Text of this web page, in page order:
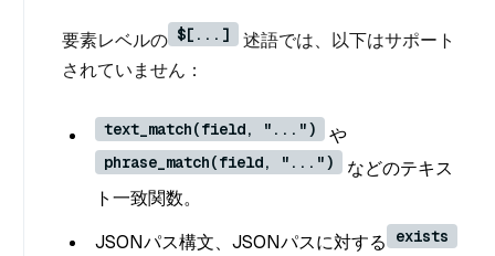
要素レベルの $[...]
述語では、以下はサポート
されていません：
text_match(field, "...") や
phrase_match(field, "...")
などのテキス
ト一致関数。
JSONパス構文、JSONパスに対する
exists